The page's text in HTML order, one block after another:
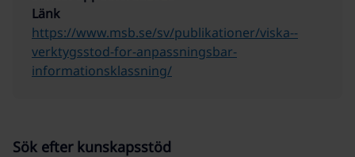
Länk
https://www.msb.se/sv/publikationer/viska--
verktygsstod-for-anpassningsbar-
informationsklassning/
Sök efter kunskapsstöd